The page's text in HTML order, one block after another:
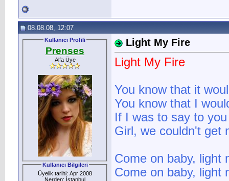
08.08.08, 12:07
Kullanıcı Profili
Prenses
Alfa Üye
Kullanıcı Bilgileri
Üyelik tarihi: Apr 2008
Nerden: İstanbul
Light My Fire
Light My Fire
You know that it
You know that I
If I was to say to you
Girl, we couldn't get
Come on baby, light
Come on baby, light